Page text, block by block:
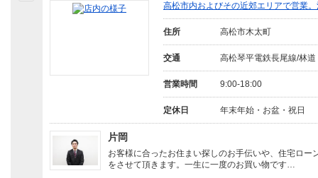
高松市内およびその近郊エリアで営業
住所 高松市木太町
交通 高松琴平電鉄長尾線/林
営業時間 9:00-18:00
定休日 年末年始・お盆・祝日
片岡
お客様に合ったお住まい探しのお手伝いや、住宅ロー
をさせて頂きます。一生に一度のお買い物です…